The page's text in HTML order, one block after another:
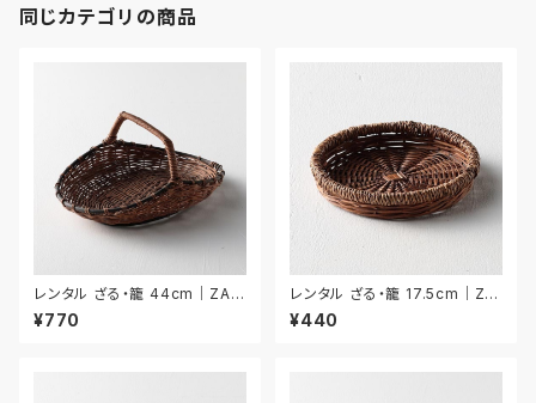
同じカテゴリの商品
レンタル ざる・籠 44cm｜ZAR
020
¥770
レンタル ざる・籠 17.5cm｜ZA
R034
¥440